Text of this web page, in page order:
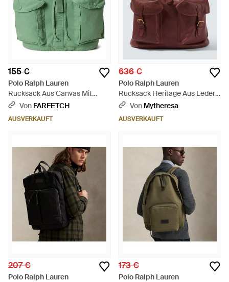
155 €
Polo Ralph Lauren
Rucksack Aus Canvas Mit
Klappverschluss - Grün
Von FARFETCH
AUSVERKAUFT
636 €
Polo Ralph Lauren
Rucksack Heritage Aus Leder -
Braun
Von Mytheresa
AUSVERKAUFT
207 €
Polo Ralph Lauren
173 €
Polo Ralph Lauren